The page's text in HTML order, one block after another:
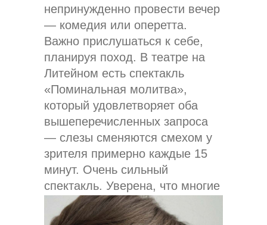
непринужденно провести вечер
— комедия или оперетта.
Важно прислушаться к себе,
планируя поход. В театре на
Литейном есть спектакль
«Поминальная молитва»,
который удовлетворяет оба
вышеперечисленных запроса
— слезы сменяются смехом у
зрителя примерно каждые 15
минут. Очень сильный
спектакль. Уверена, что многие
ходили на него не один раз. В
Москве я люблю посещать